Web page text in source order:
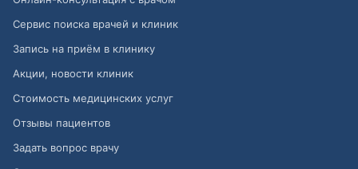
Сервис поиска врачей и клиник
Запись на приём в клинику
Акции, новости клиник
Стоимость медицинских услуг
Отзывы пациентов
Задать вопрос врачу